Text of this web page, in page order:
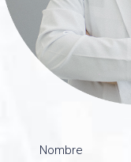
Nombre